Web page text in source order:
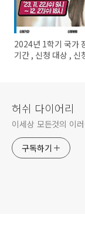
2024년 1학기 국가
기간 , 신청 대상 , 신
허쉬 다이어리
이세상 모든것의 이
구독하기